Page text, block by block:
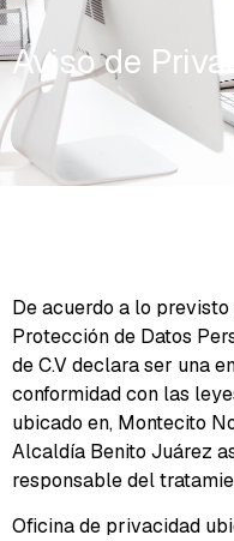
Aviso de
De acuerdo a lo previsto
Protección de Datos
de C.V declara ser una
conformidad con las
ubicado en, Montecito
Alcaldía Benito Juárez
responsable del
Oficina de privacidad